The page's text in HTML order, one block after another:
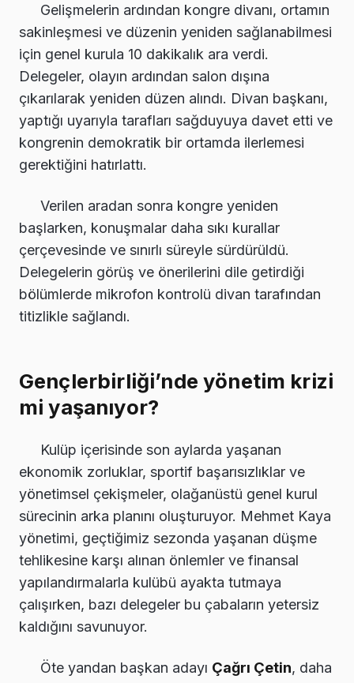
Gelişmelerin ardından kongre divanı, ortamın
sakinleşmesi ve düzenin yeniden sağlanabilmesi
için genel kurula 10 dakikalık ara verdi.
Delegeler, olayın ardından salon dışına
çıkarılarak yeniden düzen alındı. Divan başkanı,
yaptığı uyarıyla tarafları sağduyuya davet etti ve
kongrenin demokratik bir ortamda ilerlemesi
gerektiğini hatırlattı.
Verilen aradan sonra kongre yeniden
başlarken, konuşmalar daha sıkı kurallar
çerçevesinde ve sınırlı süreyle sürdürüldü.
Delegelerin görüş ve önerilerini dile getirdiği
bölümlerde mikrofon kontrolü divan tarafından
titizlikle sağlandı.
Gençlerbirliği’nde yönetim krizi
mi yaşanıyor?
Kulüp içerisinde son aylarda yaşanan
ekonomik zorluklar, sportif başarısızlıklar ve
yönetimsel çekişmeler, olağanüstü genel kurul
sürecinin arka planını oluşturuyor. Mehmet Kaya
yönetimi, geçtiğimiz sezonda yaşanan düşme
tehlikesine karşı alınan önlemler ve finansal
yapılandırmalarla kulübü ayakta tutmaya
çalışırken, bazı delegeler bu çabaların yetersiz
kaldığını savunuyor.
Öte yandan başkan adayı Çağrı Çetin, daha